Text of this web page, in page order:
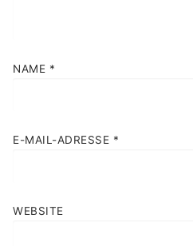
NAME *
E-MAIL-ADRESSE *
WEBSITE